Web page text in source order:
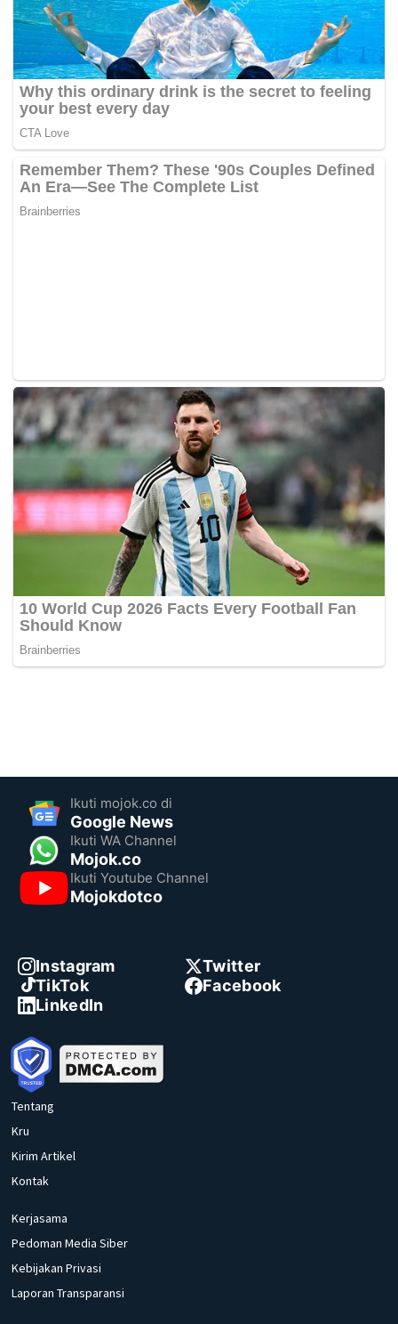
Ikuti mojok.co di
Google News
Ikuti WA Channel
Mojok.co
Ikuti Youtube Channel
Mojokdotco
Instagram
Twitter
TikTok
Facebook
LinkedIn
Tentang
Kru
Kirim Artikel
Kontak
Kerjasama
Pedoman Media Siber
Kebijakan Privasi
Laporan Transparansi